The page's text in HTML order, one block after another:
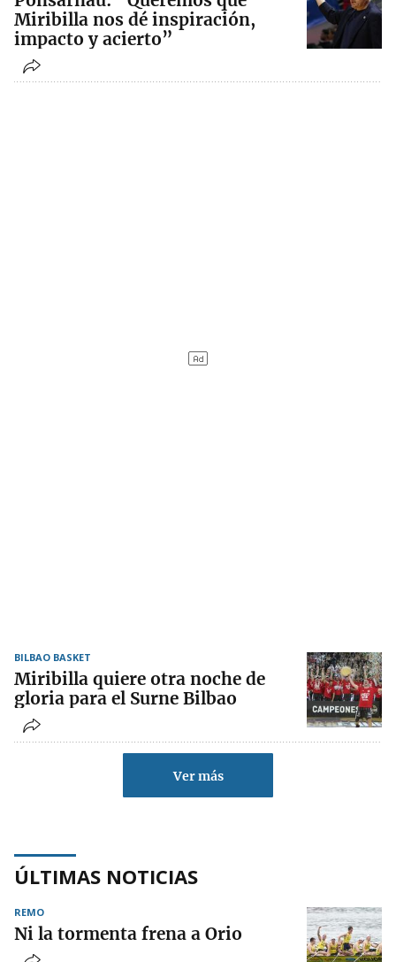
Miribilla nos dé inspiración,
impacto y acierto”
BILBAO BASKET
Miribilla quiere otra noche de
gloria para el Surne Bilbao
Ver más
ÚLTIMAS NOTICIAS
REMO
Ni la tormenta frena a Orio